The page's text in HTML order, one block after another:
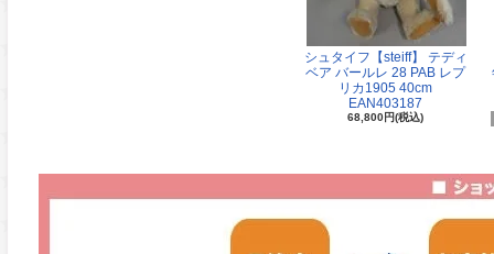
シュタイフ【steiff】 テディ
ベア バールレ 28 PAB レプ
リカ1905 40cm
EAN403187
68,800円(税込)